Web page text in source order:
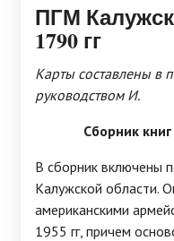
ПГМ
1790 гг
Карты составлены в
руководством И.
Сборник
В сборник включены
Калужской области.
американскими
1955 гг, причем